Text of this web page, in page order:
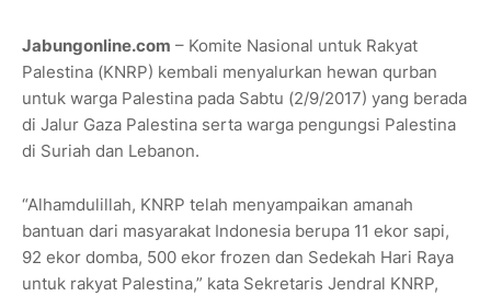
Jabungonline.com – Komite Nasional untuk Rakyat
Palestina (KNRP) kembali menyalurkan hewan qurban
untuk warga Palestina pada Sabtu (2/9/2017) yang berada
di Jalur Gaza Palestina serta warga pengungsi Palestina
di Suriah dan Lebanon.
“Alhamdulillah, KNRP telah menyampaikan amanah
bantuan dari masyarakat Indonesia berupa 11 ekor sapi,
92 ekor domba, 500 ekor frozen dan Sedekah Hari Raya
untuk rakyat Palestina,” kata Sekretaris Jendral KNRP,